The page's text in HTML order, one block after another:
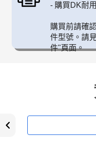
- 購買DK耐
購買前請確
件型號。請
件"頁面。